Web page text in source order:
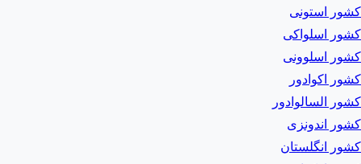
کشور استونی
کشور اسلواکی
کشور اسلوونی
کشور اکوادور
کشور السالوادور
کشور اندونزی
کشور انگلستان